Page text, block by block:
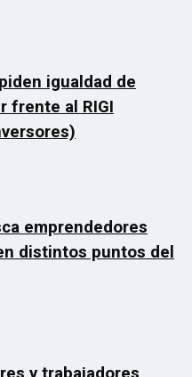
igualdad de
frente al RIGI
emprendedores
distintos puntos del